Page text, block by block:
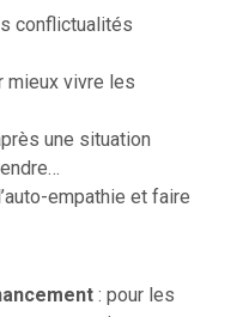
conflictualités
mieux vivre les
une situation
empathie et faire
: pour les